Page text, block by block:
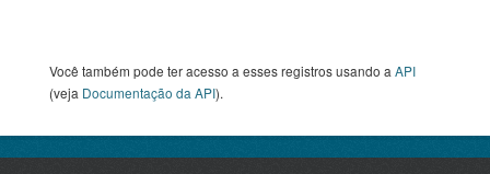
Você também pode ter acesso a esses registros usando a API
(veja Documentação da API).